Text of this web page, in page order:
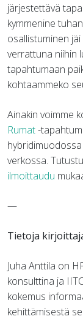
järjestettävä
kymmenine
osallistuminen
verrattuna niihin
tapahtumaan
kohtaammeko
Ainakin voimme
Rumat-
verkossa.
ilmoittaudu
—
Tietoja
Juha Anttila on
konsulttina ja
kokemus
kehittämisestä